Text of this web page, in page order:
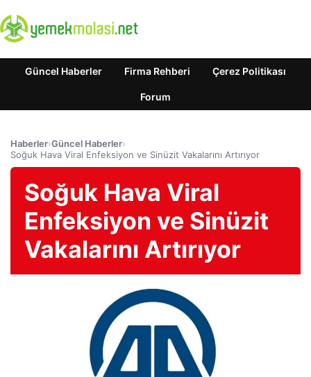
Güncel Haberler Firma Rehberi Çerez Politikası
Forum
Haberler›Güncel Haberler›
Soğuk Hava Viral Enfeksiyon ve Sinüzit Vakalarını Artırıyor
Soğuk Hava Viral
Enfeksiyon ve Sinüzit
Vakalarını Artırıyor